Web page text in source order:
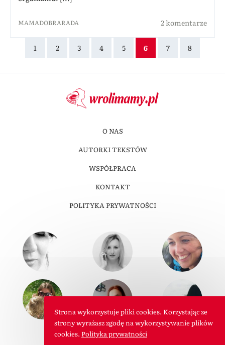
MAMADOBRARADA 2 komentarze
1 2 3 4 5 6 7 8
O NAS
AUTORKI TEKSTÓW
WSPÓŁPRACA
KONTAKT
POLITYKA PRYWATNOŚCI
Strona wykorzystuje pliki cookies. Korzystając ze
strony wyrażasz zgodę na wykorzystywanie plików
cookies. Polityka prywatności